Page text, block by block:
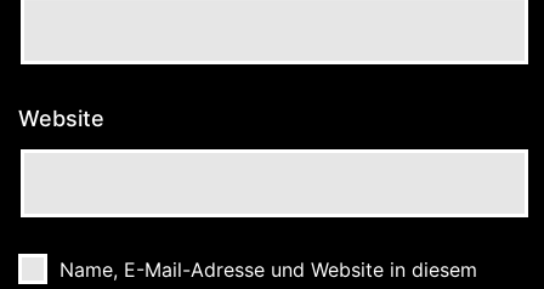
Website
Name, E-Mail-Adresse und Website in diesem